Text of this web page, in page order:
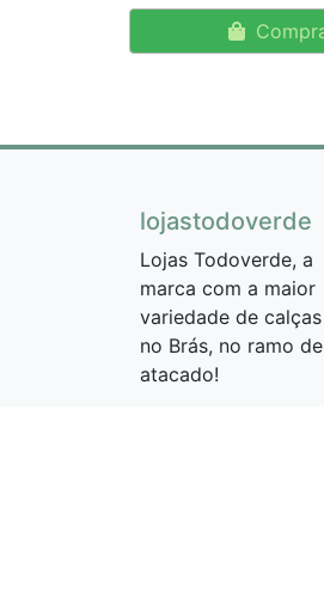
lojastodoverde
Lojas Todoverde, a
marca com a maior
variedade de calças
no Brás, no ramo de
atacado!